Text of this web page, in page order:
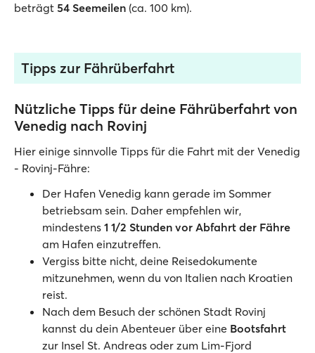
beträgt 54 Seemeilen (ca. 100 km).
Tipps zur Fährüberfahrt
Nützliche Tipps für deine Fährüberfahrt von
Venedig nach Rovinj
Hier einige sinnvolle Tipps für die Fahrt mit der Venedig
- Rovinj-Fähre:
Der Hafen Venedig kann gerade im Sommer
betriebsam sein. Daher empfehlen wir,
mindestens 1 1/2 Stunden vor Abfahrt der Fähre
am Hafen einzutreffen.
Vergiss bitte nicht, deine Reisedokumente
mitzunehmen, wenn du von Italien nach Kroatien
reist.
Nach dem Besuch der schönen Stadt Rovinj
kannst du dein Abenteuer über eine Bootsfahrt
zur Insel St. Andreas oder zum Lim-Fjord